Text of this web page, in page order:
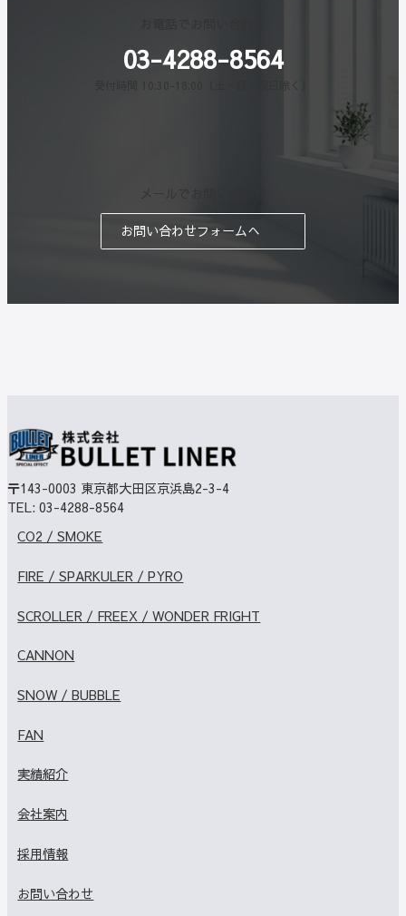
03-4288-8564
受付時間 10:30-18:00（土・日・祝日除く）
お問い合わせフォームへ
〒143-0003 東京都大田区京浜島2-3-4
TEL: 03-4288-8564
CO2 / SMOKE
FIRE / SPARKULER / PYRO
SCROLLER / FREEX / WONDER FRIGHT
CANNON
SNOW / BUBBLE
FAN
実績紹介
会社案内
採用情報
お問い合わせ